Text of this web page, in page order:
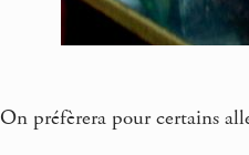
On préfèrera pour certains